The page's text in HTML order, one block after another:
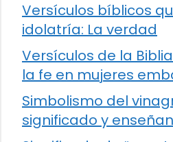
Versículos bíblicos
idolatría: La verdad
Versículos de la
la fe en mujeres
Simbolismo del
significado y